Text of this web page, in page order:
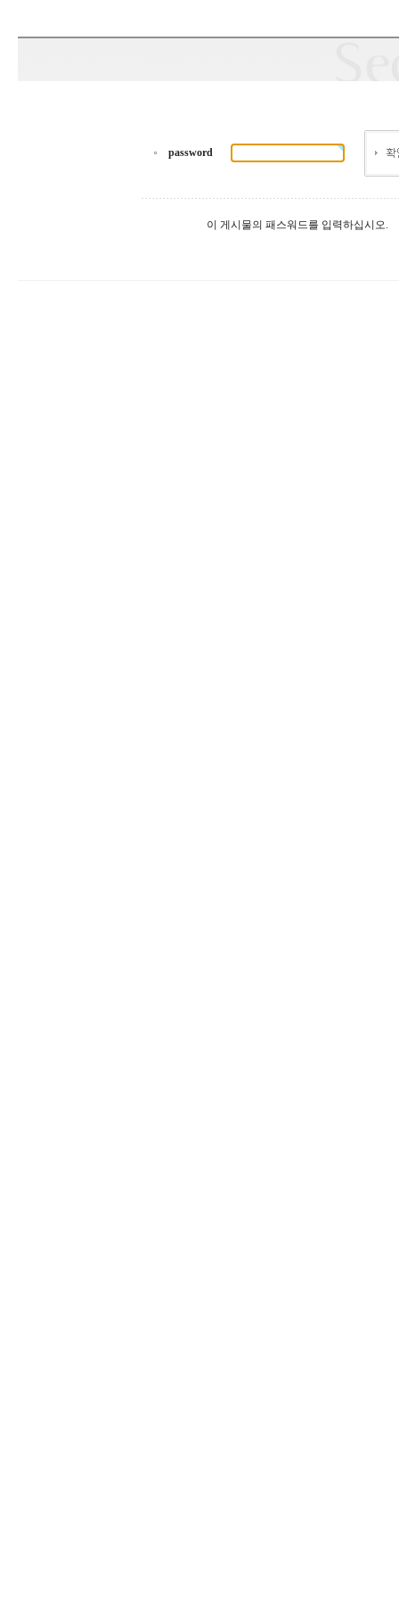
password
이 게시물의 패스워드를 입력하십시오.